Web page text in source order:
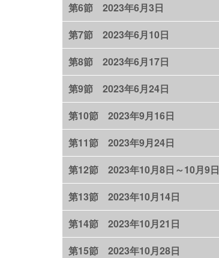
第6節 2023年6月3日
第7節 2023年6月10日
第8節 2023年6月17日
第9節 2023年6月24日
第10節 2023年9月16日
第11節 2023年9月24日
第12節 2023年10月8日～10月9日
第13節 2023年10月14日
第14節 2023年10月21日
第15節 2023年10月28日